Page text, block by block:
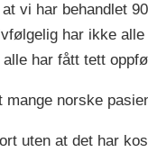
vi har behandlet
har ikke
har fått tett
mange norske
uten at det har